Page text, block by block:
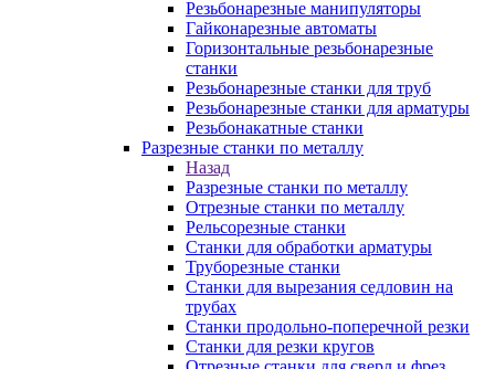
Резьбонарезные манипуляторы
Гайконарезные автоматы
Горизонтальные резьбонарезные
станки
Резьбонарезные станки для труб
Резьбонарезные станки для арматуры
Резьбонакатные станки
Разрезные станки по металлу
Назад
Разрезные станки по металлу
Отрезные станки по металлу
Рельсорезные станки
Станки для обработки арматуры
Труборезные станки
Станки для вырезания седловин на
трубаx
Станки продольно-поперечной резки
Станки для резки кругов